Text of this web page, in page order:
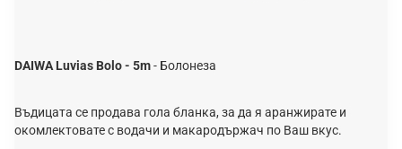
DAIWA Luvias Bolo - 5m- Болонеза
Въдицата се продава гола бланка, за да я аранжирате и
окомлектовате с водачи и макародържач по Ваш вкус.